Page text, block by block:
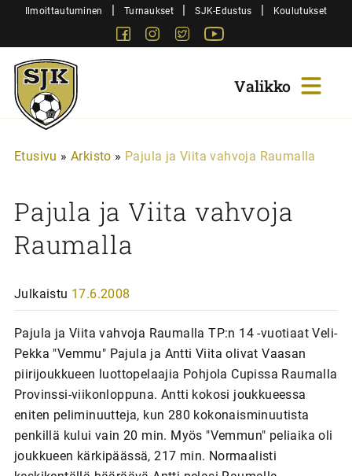
SiirryIlmoittautuminen | Turnaukset | SJK-Edustus | Koulutukset
FacebookInstagram
Twitter
Sjk-
Juniorit
Etusivu » Arkisto » Pajula ja Viita vahvoja Raumalla
Pajula ja Viita vahvoja
Raumalla
Julkaistu 17.6.2008
Pajula ja Viita vahvoja Raumalla TP:n 14 -vuotiaat Veli-
Pekka "Vemmu" Pajula ja Antti Viita olivat Vaasan
piirijoukkueen luottopelaajia Pohjola Cupissa Raumalla
Provinssi-viikonloppuna. Antti kokosi joukkueessa
eniten peliminuutteja, kun 280 kokonaisminuutista
penkillä kului vain 20 min. Myös "Vemmun" peliaika oli
joukkueen kärkipäässä, 217 min. Normaalisti